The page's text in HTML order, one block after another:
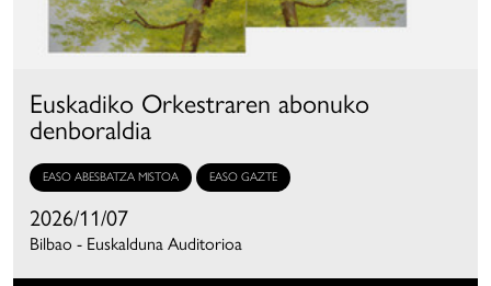
Euskadiko Orkestraren abonuko
denboraldia
EASO ABESBATZA MISTOA EASO GAZTE
2026/11/07
Bilbao - Euskalduna Auditorioa